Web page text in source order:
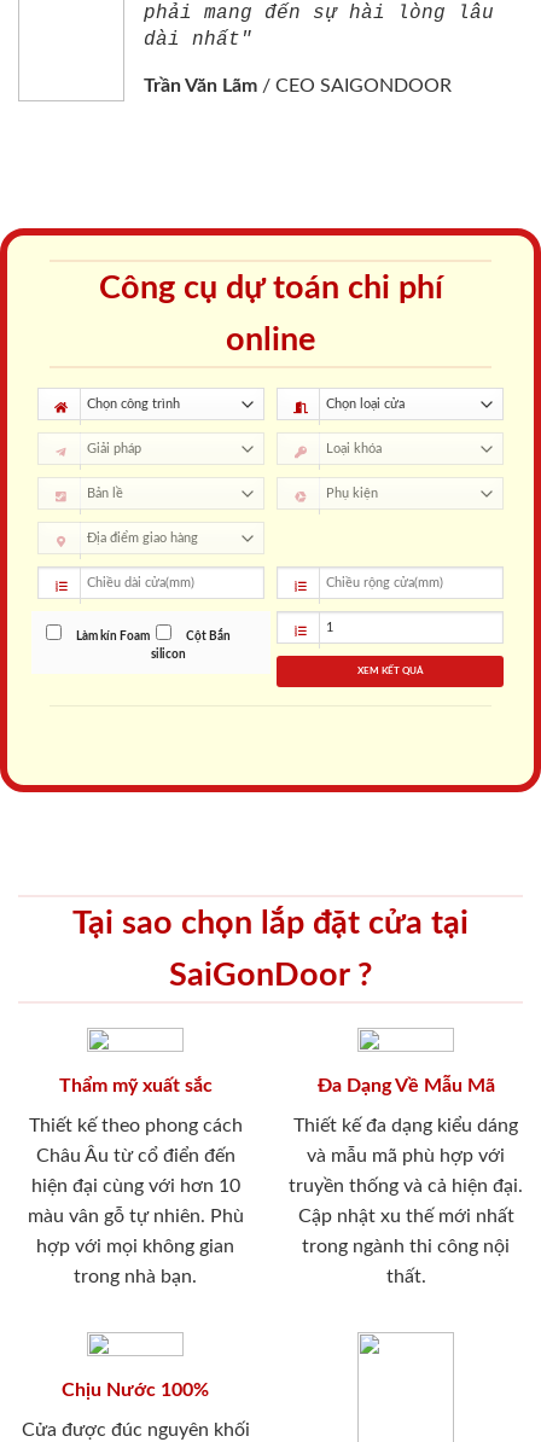
phải mang đến sự hài lòng lâu
dài nhất"
Trần Văn Lãm / CEO SAIGONDOOR
Công cụ dự toán chi phí
online
Làm kín Foam
Cột Bắn
silicon
XEM KẾT QUẢ
Tại sao chọn lắp đặt cửa tại
SaiGonDoor ?
Thẩm mỹ xuất sắc
Thiết kế theo phong cách
Châu Âu từ cổ điển đến
hiện đại cùng với hơn 10
màu vân gỗ tự nhiên. Phù
hợp với mọi không gian
trong nhà bạn.
Đa Dạng Về Mẫu Mã
Thiết kế đa dạng kiểu dáng
và mẫu mã phù hợp với
truyền thống và cả hiện đại.
Cập nhật xu thế mới nhất
trong ngành thi công nội
thất.
Chịu Nước 100%
Cửa được đúc nguyên khối